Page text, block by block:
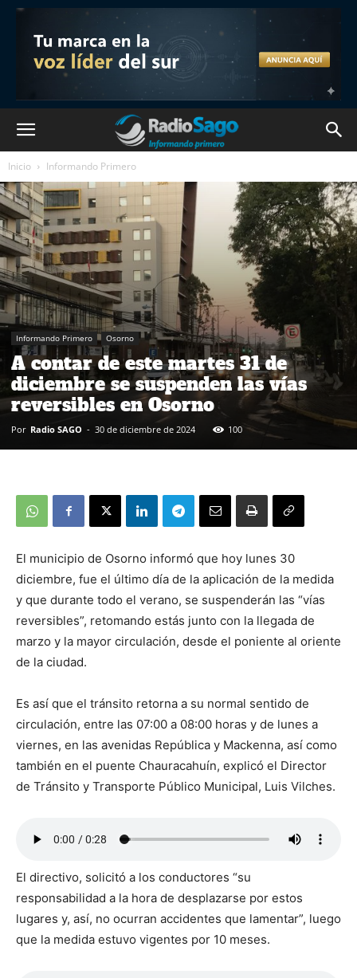
Inicio Informando Primero
Informando Primero Osorno
A contar de este martes 31 de
diciembre se suspenden las vías
reversibles en Osorno
Por Radio SAGO - 30 de diciembre de 2024 100
El municipio de Osorno informó que hoy lunes 30
diciembre, fue el último día de la aplicación de la medida
y que durante todo el verano, se suspenderán las “vías
reversibles”, retomando estás junto con la llegada de
marzo y la mayor circulación, desde el poniente al oriente
de la ciudad.
Es así que el tránsito retorna a su normal sentido de
circulación, entre las 07:00 a 08:00 horas y de lunes a
viernes, en las avenidas República y Mackenna, así como
también en el puente Chauracahuín, explicó el Director
de Tránsito y Transporte Público Municipal, Luis Vilches.
El directivo, solicitó a los conductores “su
responsabilidad a la hora de desplazarse por estos
lugares y, así, no ocurran accidentes que lamentar”, luego
que la medida estuvo vigentes por 10 meses.